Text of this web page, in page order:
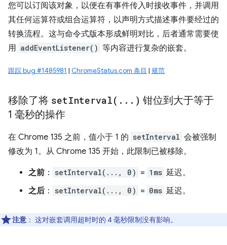
您可以订阅该对象，以便在有事件传入时接收事件，并调用
其任何运算符或组合运算符，以声明方式描述事件要经过的
转换流程。这与命令式版本形成鲜明对比，后者通常需要使
用 addEventListener() 等内容进行复杂的嵌套。
跟踪 bug #1485981 | ChromeStatus.com 条目 | 规范
移除了将 setInterval( . . . ) 钳位到大于等于
1 毫秒的操作
在 Chrome 135 之前，值小于 1 的 setInterval 会被强制
修改为 1。从 Chrome 135 开始，此限制已被移除。
之前 ： setInterval(..., 0) = 1ms 延迟。
之后 ： setInterval(..., 0) = 0ms 延迟。
注意 ： 这对嵌套调用超时时的 4 毫秒限制没有影响。